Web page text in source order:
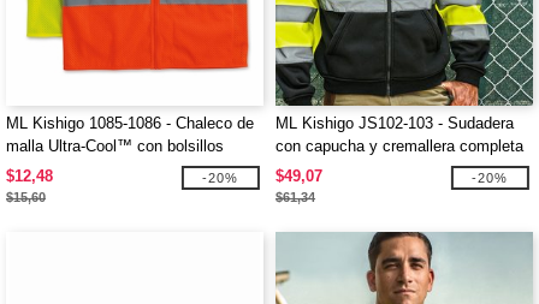
ML Kishigo 1085-1086 - Chaleco de
malla Ultra-Cool™ con bolsillos
$12,48
$15,60
-20%
ML Kishigo JS102-103 - Sudadera
con capucha y cremallera completa
de alta visibilidad
$49,07
$61,34
-20%